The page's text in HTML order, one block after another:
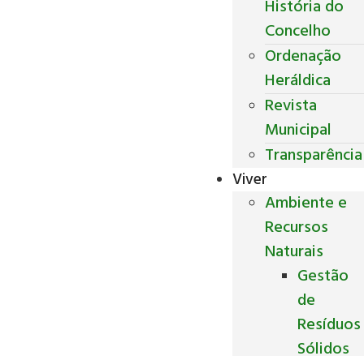
História do
Concelho
Ordenação
Heráldica
Revista
Municipal
Transparência
Viver
Ambiente e
Recursos
Naturais
Gestão
de
Resíduos
Sólidos